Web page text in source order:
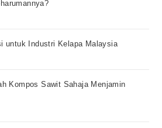
untuk Industri Kelapa Malaysia
Kompos Sawit Sahaja Menjamin